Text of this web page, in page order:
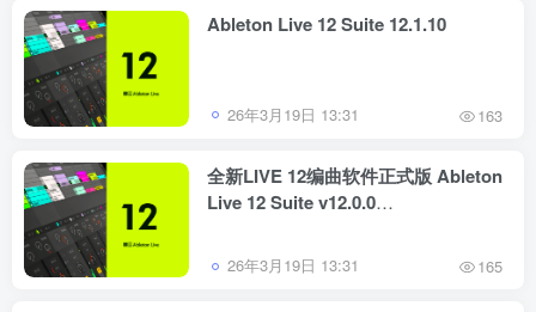
Ableton Live 12 Suite 12.1.10
26年3月19日 13:31 163
全新LIVE 12编曲软件正式版 Ableton
Live 12 Suite v12.0.0
HCiSO版）
26年3月19日 13:31 165